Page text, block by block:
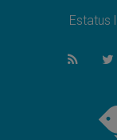
Estatus